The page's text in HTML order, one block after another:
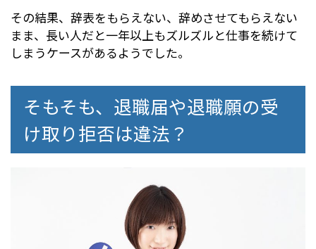
した。
結局はその後１年は続け、私立保育園だったので
公立保育所の試験に挑戦したいという理由で６年
目で辞めることを受理されました。
ました。
その結果、辞表をもらえない、辞めさせてもらえない
まま、長い人だと一年以上もズルズルと仕事を続けて
しまうケースがあるようでした。
そもそも、退職届や退職願の受
け取り拒否は違法？